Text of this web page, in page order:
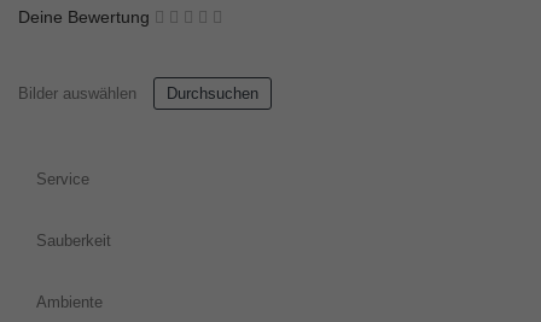
Deine Bewertung
Bilder auswählen Durchsuchen
Service
Sauberkeit
Ambiente